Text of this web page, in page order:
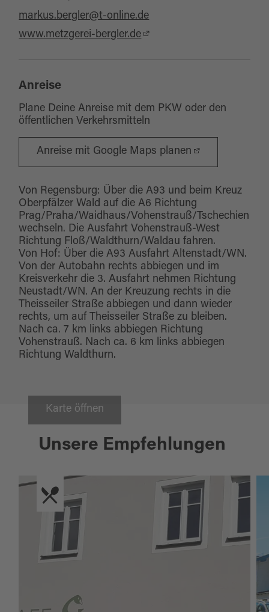
Karte öffnen
markus.bergler@t-online.de
www.metzgerei-bergler.de
Anreise
Plane Deine Anreise mit dem PKW oder den
öffentlichen Verkehrsmitteln
Anreise mit Google Maps planen
Von Regensburg: Über die A93 und beim Kreuz
Oberpfälzer Wald auf die A6 Richtung
Prag/Praha/Waidhaus/Vohenstrauß/Tschechien
wechseln. Die Ausfahrt Vohenstrauß-West
Richtung Floß/Waldthurn/Waldau fahren.
Von Hof: Über die A93 Ausfahrt Altenstadt/WN.
Von der Autobahn rechts abbiegen und im
Kreisverkehr die 3. Ausfahrt nehmen Richtung
Neustadt/WN. An der Kreuzung rechts in die
Theisseiler Straße abbiegen und dann wieder
rechts, um auf Theisseiler Straße zu bleiben.
Nach ca. 7 km links abbiegen Richtung
Vohenstrauß. Nach ca. 6 km links abbiegen
Richtung Waldthurn.
Unsere Empfehlungen